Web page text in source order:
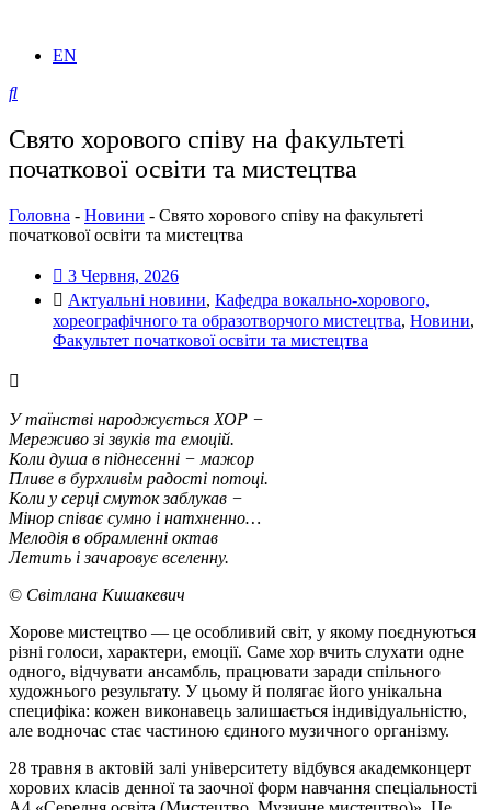
EN
Свято хорового співу на факультеті
початкової освіти та мистецтва
Головна - Новини - Свято хорового співу на факультеті
початкової освіти та мистецтва
3 Червня, 2026
Актуальні новини, Кафедра вокально-хорового,
хореографічного та образотворчого мистецтва, Новини,
Факультет початкової освіти та мистецтва
У таїнстві народжується ХОР −
Мереживо зі звуків та емоцій.
Коли душа в піднесенні − мажор
Пливе в бурхливім радості потоці.
Коли у серці смуток заблукав −
Мінор співає сумно і натхненно…
Мелодія в обрамленні октав
Летить і зачаровує вселенну.
© Світлана Кишакевич
Хорове мистецтво — це особливий світ, у якому поєднуються
різні голоси, характери, емоції. Саме хор вчить слухати одне
одного, відчувати ансамбль, працювати заради спільного
художнього результату. У цьому й полягає його унікальна
специфіка: кожен виконавець залишається індивідуальністю,
але водночас стає частиною єдиного музичного організму.
28 травня в актовій залі університету відбувся академконцерт
хорових класів денної та заочної форм навчання спеціальності